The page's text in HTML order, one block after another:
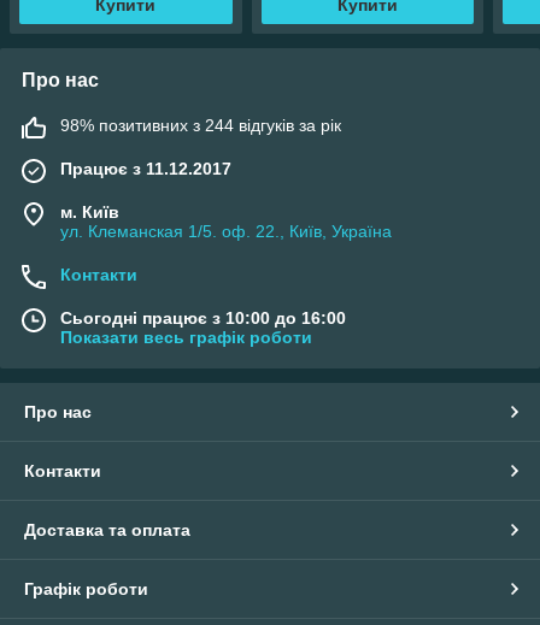
Купити Купити
Про нас
98% позитивних з 244 відгуків за рік
Працює з 11.12.2017
м. Київ
ул. Клеманская 1/5. оф. 22., Київ, Україна
Контакти
Сьогодні працює з 10:00 до 16:00
Показати весь графік роботи
Про нас
Контакти
Доставка та оплата
Графік роботи